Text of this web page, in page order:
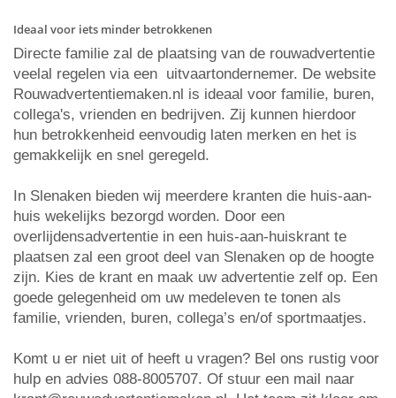
Ideaal voor iets minder betrokkenen
Directe familie zal de plaatsing van de rouwadvertentie
veelal regelen via een uitvaartondernemer. De website
Rouwadvertentiemaken.nl is ideaal voor familie, buren,
collega's, vrienden en bedrijven. Zij kunnen hierdoor
hun betrokkenheid eenvoudig laten merken en het is
gemakkelijk en snel geregeld.
In Slenaken bieden wij meerdere kranten die huis-aan-
huis wekelijks bezorgd worden. Door een
overlijdensadvertentie in een huis-aan-huiskrant te
plaatsen zal een groot deel van Slenaken op de hoogte
zijn. Kies de krant en maak uw advertentie zelf op. Een
goede gelegenheid om uw medeleven te tonen als
familie, vrienden, buren, collega’s en/of sportmaatjes.
Komt u er niet uit of heeft u vragen? Bel ons rustig voor
hulp en advies 088-8005707. Of stuur een mail naar